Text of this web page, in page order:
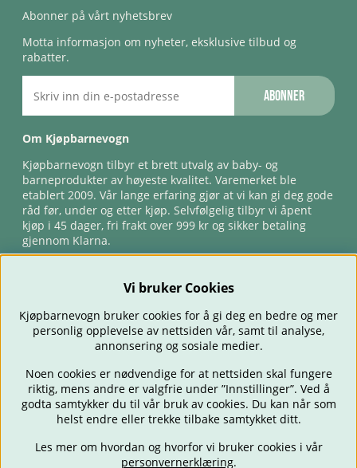
Abonner på vårt nyhetsbrev
Motta informasjon om nyheter, eksklusive tilbud og
rabatter.
Abonner
Om Kjøpbarnevogn
Kjøpbarnevogn tilbyr et brett utvalg av baby- og
barneprodukter av høyeste kvalitet. Varemerket ble
etablert 2009. Vår lange erfaring gjør at vi kan gi deg gode
råd før, under og etter kjøp. Selvfølgelig tilbyr vi åpent
kjøp i 45 dager, fri frakt over 999 kr og sikker betaling
gjennom Klarna.
BARNEVOGNER BILSTOLER BABY SPISE & MATE
REISE
FORELDRE
BARNEROMMET LEKER TILBUD
OUTLET
GAVETIPS
Vi bruker Cookies
Kjøpbarnevogn bruker cookies for å gi deg en bedre og mer
personlig opplevelse av nettsiden vår, samt til analyse,
annonsering og sosiale medier.
Noen cookies er nødvendige for at nettsiden skal fungere
riktig, mens andre er valgfrie under ”Innstillinger”. Ved å
godta samtykker du til vår bruk av cookies. Du kan når som
helst endre eller trekke tilbake samtykket ditt.
Les mer om hvordan og hvorfor vi bruker cookies i vår
personvernerklæring.